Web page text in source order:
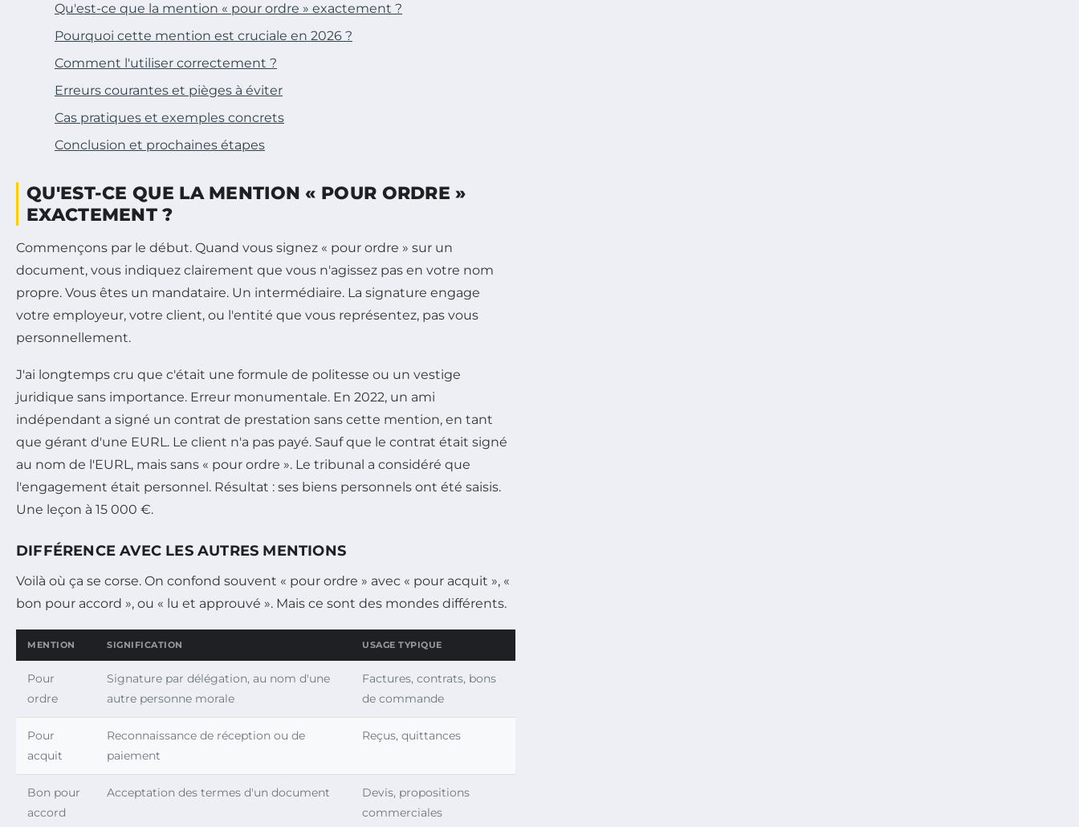
Qu'est-ce que la mention « pour ordre » exactement ?
Pourquoi cette mention est cruciale en 2026 ?
Comment l'utiliser correctement ?
Erreurs courantes et pièges à éviter
Cas pratiques et exemples concrets
Conclusion et prochaines étapes
QU'EST-CE QUE LA MENTION « POUR ORDRE »
EXACTEMENT ?
Commençons par le début. Quand vous signez « pour ordre » sur un
document, vous indiquez clairement que vous n'agissez pas en votre nom
propre. Vous êtes un mandataire. Un intermédiaire. La signature engage
votre employeur, votre client, ou l'entité que vous représentez, pas vous
personnellement.
J'ai longtemps cru que c'était une formule de politesse ou un vestige
juridique sans importance. Erreur monumentale. En 2022, un ami
indépendant a signé un contrat de prestation sans cette mention, en tant
que gérant d'une EURL. Le client n'a pas payé. Sauf que le contrat était signé
au nom de l'EURL, mais sans « pour ordre ». Le tribunal a considéré que
l'engagement était personnel. Résultat : ses biens personnels ont été saisis.
Une leçon à 15 000 €.
DIFFÉRENCE AVEC LES AUTRES MENTIONS
Voilà où ça se corse. On confond souvent « pour ordre » avec « pour acquit », «
bon pour accord », ou « lu et approuvé ». Mais ce sont des mondes différents.
MENTION SIGNIFICATION USAGE TYPIQUE
Pour
ordre
Signature par délégation, au nom d'une
autre personne morale
Factures, contrats, bons
de commande
Pour
acquit
Reconnaissance de réception ou de
paiement
Reçus, quittances
Bon pour
accord
Acceptation des termes d'un document
Devis, propositions
commerciales